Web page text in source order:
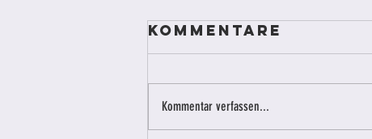
Kommentare
Kommentar verfassen...